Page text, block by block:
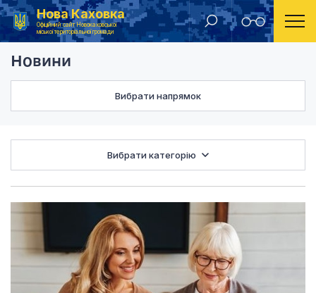
Нова Каховка
Офіційний сайт Новокаховської
міської територіальної громади
Головна Новини
Новини
Вибрати напрямок
Вибрати категорію